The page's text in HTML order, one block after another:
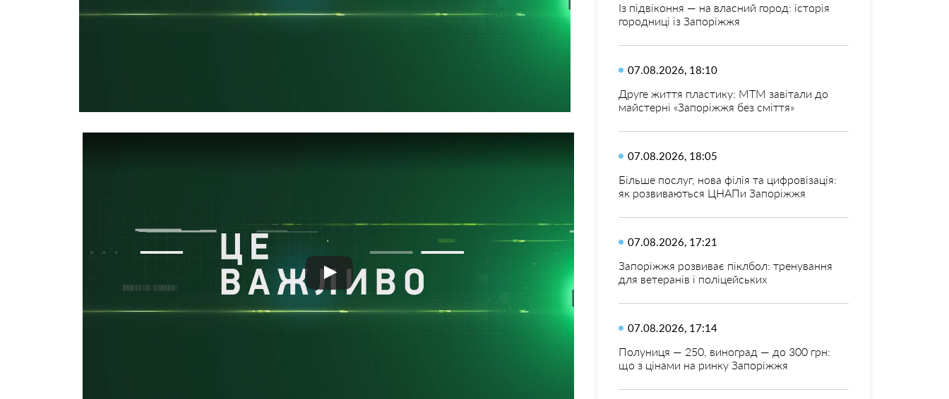
Із підвіконня — на власний город: історія
городниці із Запоріжжя
07.08.2026, 18:10
Друге життя пластику: МТМ завітали до
майстерні «Запоріжжя без сміття»
07.08.2026, 18:05
Більше послуг, нова філія та цифровізація:
як розвиваються ЦНАПи Запоріжжя
07.08.2026, 17:21
Запоріжжя розвиває піклбол: тренування
для ветеранів і поліцейських
07.08.2026, 17:14
Полуниця — 250, виноград — до 300 грн:
що з цінами на ринку Запоріжжя